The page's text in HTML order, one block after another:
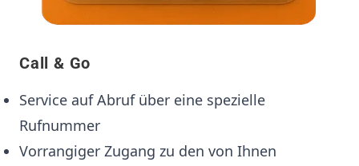
Call & Go
Service auf Abruf über eine spezielle
Rufnummer
Vorrangiger Zugang zu den von Ihnen